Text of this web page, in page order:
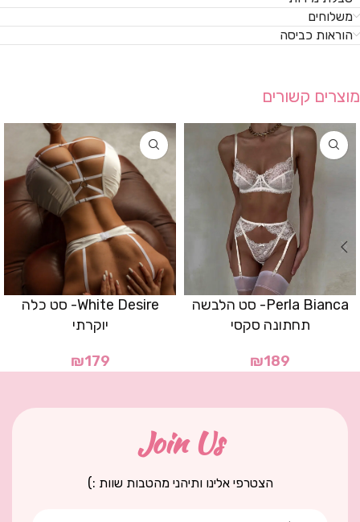
משלוחים
הוראות כביסה
מוצרים קשורים
Perla Bianca- סט הלבשה
תחתונה סקסי
₪189
White Desire- סט כלה
יוקרתי
₪179
Join Us
הצטרפי אלינו ותיהני מהטבות שוות :)